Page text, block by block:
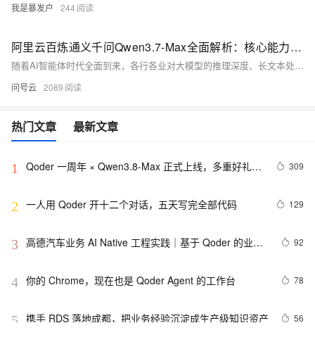
我是暴发户 244
阿里云百炼通义千问Qwen3.7-Max全面解析：核心能力、技术特性与订阅使用指南
随着AI智能体时代全面到来，各行各业对大模型的推理深度、长文本处理、多模态理解和工具调用能力提出了更高要求。阿里云百炼正式推出**Qwen3.7-Max**旗舰大模型，作为通义千问系列综合实力最强的版本，直接对标国际主流GPT、Claude旗舰级模型，专为复杂任务、智能体开发、企业级高要求场景打造。
问号云 2089
热门文章 最新文章
1
Qoder 一周年 × Qwen3.8-Max 正式上线，多重好礼限
309
2 一人用 Qoder 开十二个对话，五天写完全部代码 129
3 高德汽车业务 AI Native 工程实践｜基于 Qoder 的业务
92
4 你的 Chrome，现在也是 Qoder Agent 的工作台 78
5 携手 RDS 落地成都，把业务经验沉淀成生产级知识资产 56